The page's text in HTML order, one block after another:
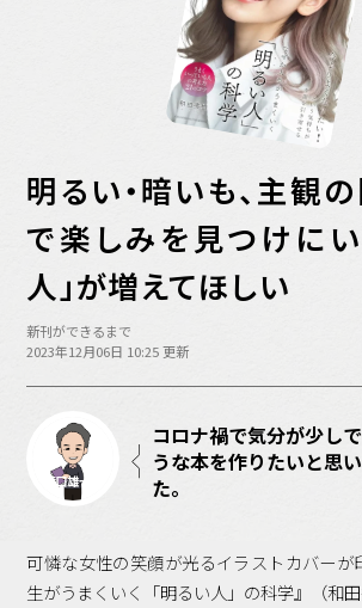
新刊ができるまで
EVENT
MY WORK
人間主義的経営
シンカケイコウホウ
バックオフィス
CMGNOW!
プロフェッショナル対談
コンディショニング
編集4.0
明るい・暗いも、主観
で楽しみを見つけにい
人」が増えてほしい
新刊ができるまで
2023年12月06日 10:25 更新
坂口雄一朗
コロナ禍で気分が少し
うな本を作りたいと思
た。
可憐な女性の笑顔が光るイラストカバーが
生がうまくいく「明るい人」の科学』（和田